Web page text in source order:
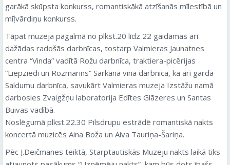
garākā skūpsta konkurss, romantiskākā atzīšanās mīlestībā un
mīļvārdiņu konkurss.
Tāpat muzeja pagalmā no plkst.20 līdz 22 gaidāmas arī
dažādas radošās darbnīcas, tostarp Valmieras Jaunatnes
centra “Vinda” vadītā Rožu darbnīca, traktiera-picērijas
“Liepziedi un Rozmarīns” Sarkanā vīna darbnīca, kā arī gardā
Saldumu darbnīca, savukārt Valmieras muzeja Izstāžu namā
darbosies Zvaigžņu laboratorija Edītes Glāzeres un Santas
Buivas vadībā.
Noslēgumā plkst.22.30 Pilsdrupu estrādē romantiskā nakts
koncertā muzicēs Aina Boža un Aiva Tauriņa-Šariņa.
Pēc J.Deičmanes teiktā, Starptautiskās Muzeju nakts laikā tiks